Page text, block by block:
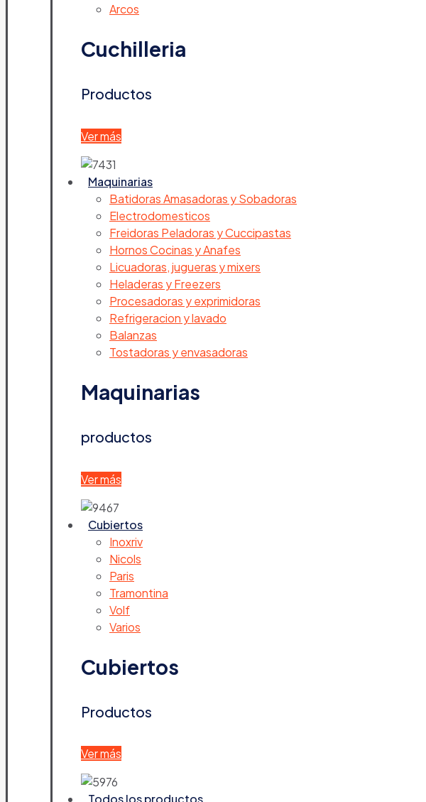
Arcos
Cuchilleria
Productos
Ver más
Maquinarias
Batidoras Amasadoras y Sobadoras
Electrodomesticos
Freidoras Peladoras y Cuccipastas
Hornos Cocinas y Anafes
Licuadoras, jugueras y mixers
Heladeras y Freezers
Procesadoras y exprimidoras
Refrigeracion y lavado
Balanzas
Tostadoras y envasadoras
Maquinarias
productos
Ver más
Cubiertos
Inoxriv
Nicols
Paris
Tramontina
Volf
Varios
Cubiertos
Productos
Ver más